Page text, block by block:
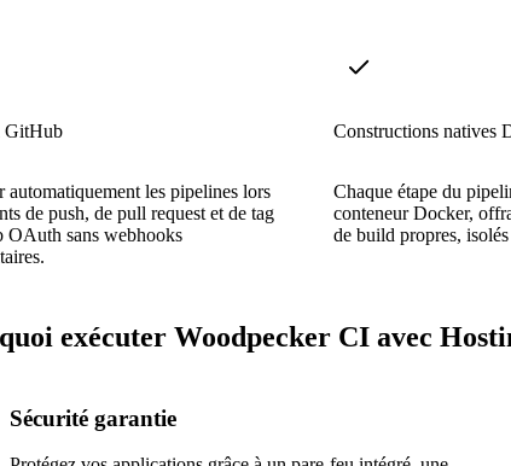
GitHub
automatiquement les pipelines lors
de push, de pull request et de tag
OAuth sans webhooks
Constructions natives
Chaque étape du
conteneur Docker,
de build propres,
exécuter Woodpecker CI avec
Sécurité garantie